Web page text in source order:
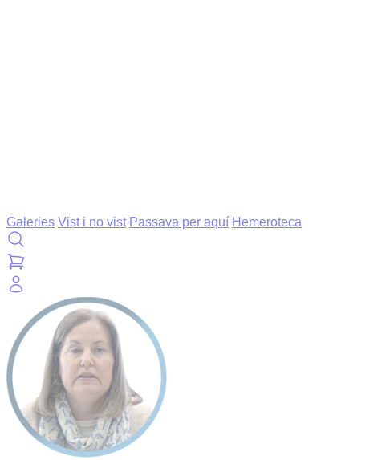
Galeries Vist i no vist Passava per aquí Hemeroteca